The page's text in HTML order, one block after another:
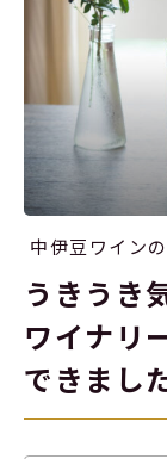
中伊豆ワイン
うきうき
ワイナリ
できまし